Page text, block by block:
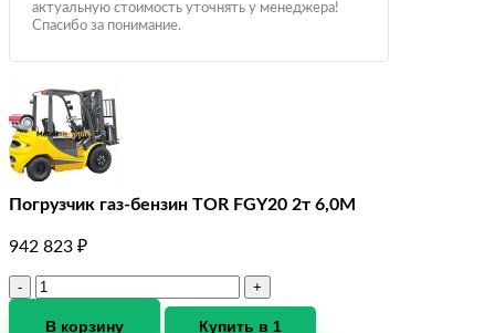
актуальную стоимость уточнять у менеджера!
Спасибо за понимание.
Погрузчик газ-бензин TOR FGY20 2т 6,0М
942 823 ₽
Количество
Погрузчик
В корзину
Купить в 1